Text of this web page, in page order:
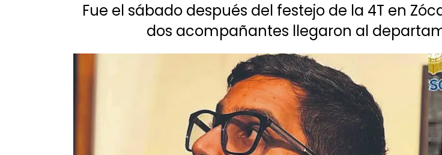
Fue el sábado después del festejo de la 4T en
dos acompañantes llegaron al